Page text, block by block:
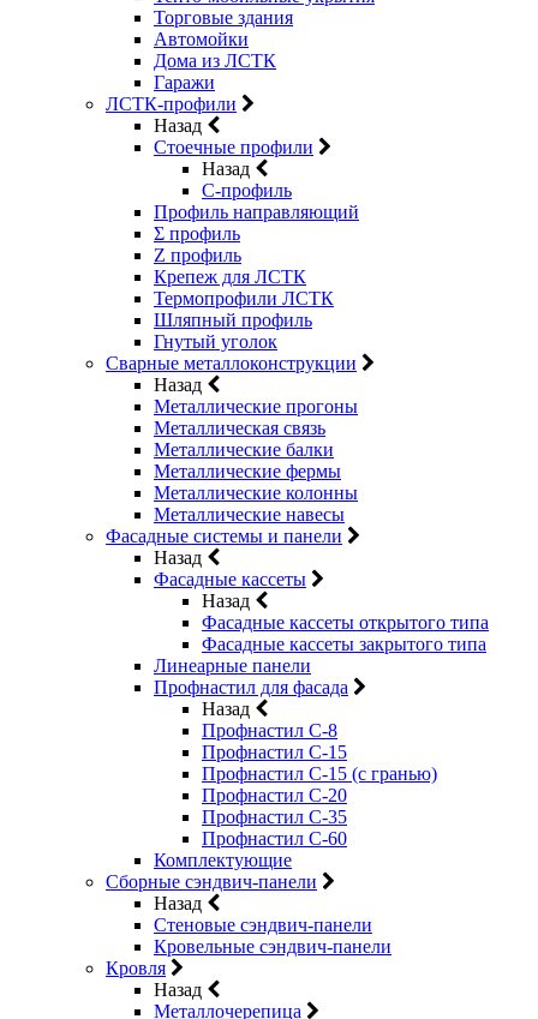
Торговые здания
Автомойки
Дома из ЛСТК
Гаражи
ЛСТК-профили
Назад
Стоечные профили
Назад
C-профиль
Профиль направляющий
Σ профиль
Z профиль
Крепеж для ЛСТК
Термопрофили ЛСТК
Шляпный профиль
Гнутый уголок
Сварные металлоконструкции
Назад
Металлические прогоны
Металлическая связь
Металлические балки
Металлические фермы
Металлические колонны
Металлические навесы
Фасадные системы и панели
Назад
Фасадные кассеты
Назад
Фасадные кассеты открытого типа
Фасадные кассеты закрытого типа
Линеарные панели
Профнастил для фасада
Назад
Профнастил С-8
Профнастил С-15
Профнастил С-15 (с гранью)
Профнастил С-20
Профнастил С-35
Профнастил С-60
Комплектующие
Сборные сэндвич-панели
Назад
Стеновые сэндвич-панели
Кровельные сэндвич-панели
Кровля
Назад
Металлочерепица